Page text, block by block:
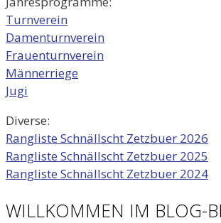
Turnverein
Damenturnverein
Frauenturnverein
Männerriege
Jugi
Diverse:
Rangliste Schnällscht Zetzbuer 2026
Rangliste Schnällscht Zetzbuer 2025
Rangliste Schnällscht Zetzbuer 2024
WILLKOMMEN IM BLOG-